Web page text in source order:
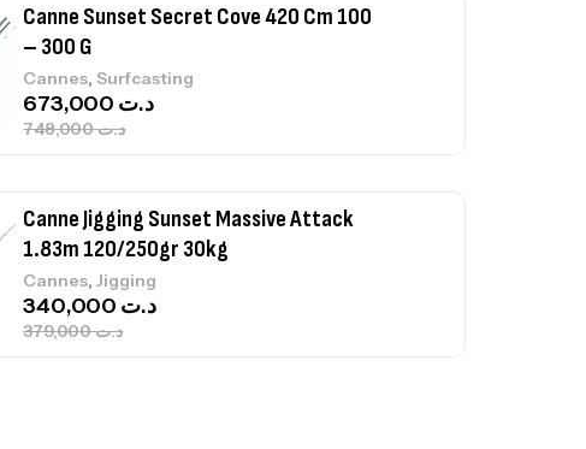
Canne Sunset Secret Cove 420 Cm 100
– 300 G
Cannes, Surfcasting
د.ت748,000
د.ت
Canne Jigging Sunset Massive Attack
1.83m 120/250gr 30kg
Cannes,Jigging
د.ت379,000
د.ت